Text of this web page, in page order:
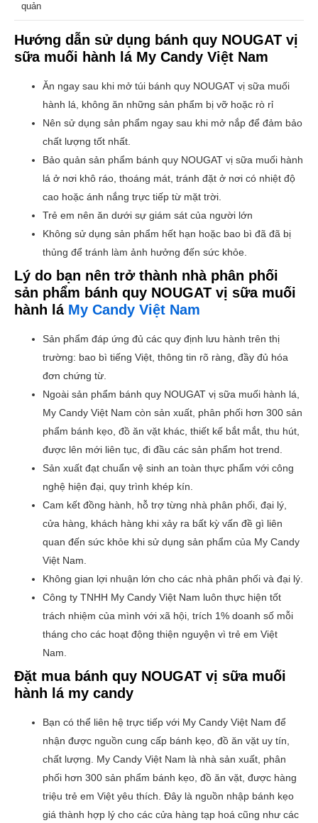
quản
Hướng dẫn sử dụng bánh quy NOUGAT vị
sữa muối hành lá My Candy Việt Nam
Ăn ngay sau khi mở túi bánh quy NOUGAT vị sữa muối
hành lá, không ăn những sản phẩm bị vỡ hoặc rò rỉ
Nên sử dụng sản phẩm ngay sau khi mở nắp để đảm bảo
chất lượng tốt nhất.
Bảo quản sản phẩm bánh quy NOUGAT vị sữa muối hành
lá ở nơi khô ráo, thoáng mát, tránh đặt ở nơi có nhiệt độ
cao hoặc ánh nắng trực tiếp từ mặt trời.
Trẻ em nên ăn dưới sự giám sát của người lớn
Không sử dụng sản phẩm hết hạn hoặc bao bì đã đã bị
thủng để tránh làm ảnh hưởng đến sức khỏe.
Lý do bạn nên trở thành nhà phân phối
sản phẩm bánh quy NOUGAT vị sữa muối
hành lá My Candy Việt Nam
Sản phẩm đáp ứng đủ các quy định lưu hành trên thị
trường: bao bì tiếng Việt, thông tin rõ ràng, đầy đủ hóa
đơn chứng từ.
Ngoài sản phẩm bánh quy NOUGAT vị sữa muối hành lá,
My Candy Việt Nam còn sản xuất, phân phối hơn 300 sản
phẩm bánh kẹo, đồ ăn vặt khác, thiết kế bắt mắt, thu hút,
được lên mới liên tục, đi đầu các sản phẩm hot trend.
Sản xuất đạt chuẩn vệ sinh an toàn thực phẩm với công
nghệ hiện đại, quy trình khép kín.
Cam kết đồng hành, hỗ trợ từng nhà phân phối, đại lý,
cửa hàng, khách hàng khi xảy ra bất kỳ vấn đề gì liên
quan đến sức khỏe khi sử dụng sản phẩm của My Candy
Việt Nam.
Không gian lợi nhuận lớn cho các nhà phân phối và đại lý.
Công ty TNHH My Candy Việt Nam luôn thực hiện tốt
trách nhiệm của mình với xã hội, trích 1% doanh số mỗi
tháng cho các hoạt động thiện nguyện vì trẻ em Việt
Nam.
Đặt mua bánh quy NOUGAT vị sữa muối
hành lá my candy
Bạn có thể liên hệ trực tiếp với My Candy Việt Nam để
nhận được nguồn cung cấp bánh kẹo, đồ ăn vặt uy tín,
chất lượng. My Candy Việt Nam là nhà sản xuất, phân
phối hơn 300 sản phẩm bánh kẹo, đồ ăn vặt, được hàng
triệu trẻ em Việt yêu thích. Đây là nguồn nhập bánh kẹo
giá thành hợp lý cho các cửa hàng tạp hoá cũng như các